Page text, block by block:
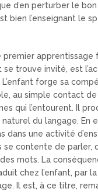
d’en perturber le
bien l’enseignant le
premier apprentissage
se trouve invité, est
L’enfant forge sa
au simple contact
qui l’entourent. Il
du langage. En
dans une activité
se contente de parler,
mots. La
chez l’enfant, par
Il est, à ce titre,